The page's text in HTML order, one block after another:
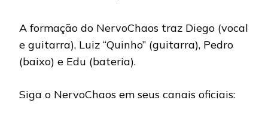
A formação do NervoChaos traz Diego (vocal
e guitarra), Luiz “Quinho” (guitarra), Pedro
(baixo) e Edu (bateria).
Siga o NervoChaos em seus canais oficiais: